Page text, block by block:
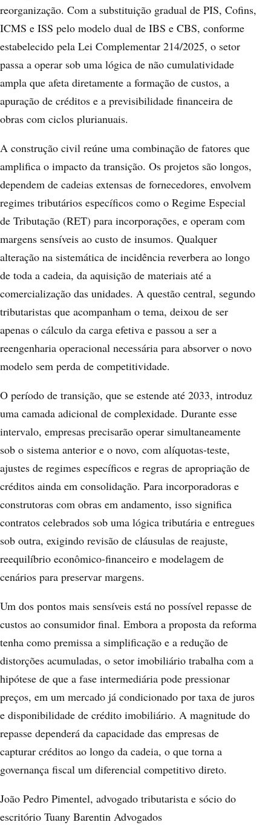
reorganização. Com a substituição gradual de PIS, Cofins,
ICMS e ISS pelo modelo dual de IBS e CBS, conforme
estabelecido pela Lei Complementar 214/2025, o setor
passa a operar sob uma lógica de não cumulatividade
ampla que afeta diretamente a formação de custos, a
apuração de créditos e a previsibilidade financeira de
obras com ciclos plurianuais.
A construção civil reúne uma combinação de fatores que
amplifica o impacto da transição. Os projetos são longos,
dependem de cadeias extensas de fornecedores, envolvem
regimes tributários específicos como o Regime Especial
de Tributação (RET) para incorporações, e operam com
margens sensíveis ao custo de insumos. Qualquer
alteração na sistemática de incidência reverbera ao longo
de toda a cadeia, da aquisição de materiais até a
comercialização das unidades. A questão central, segundo
tributaristas que acompanham o tema, deixou de ser
apenas o cálculo da carga efetiva e passou a ser a
reengenharia operacional necessária para absorver o novo
modelo sem perda de competitividade.
O período de transição, que se estende até 2033, introduz
uma camada adicional de complexidade. Durante esse
intervalo, empresas precisarão operar simultaneamente
sob o sistema anterior e o novo, com alíquotas-teste,
ajustes de regimes específicos e regras de apropriação de
créditos ainda em consolidação. Para incorporadoras e
construtoras com obras em andamento, isso significa
contratos celebrados sob uma lógica tributária e entregues
sob outra, exigindo revisão de cláusulas de reajuste,
reequilíbrio econômico-financeiro e modelagem de
cenários para preservar margens.
Um dos pontos mais sensíveis está no possível repasse de
custos ao consumidor final. Embora a proposta da reforma
tenha como premissa a simplificação e a redução de
distorções acumuladas, o setor imobiliário trabalha com a
hipótese de que a fase intermediária pode pressionar
preços, em um mercado já condicionado por taxa de juros
e disponibilidade de crédito imobiliário. A magnitude do
repasse dependerá da capacidade das empresas de
capturar créditos ao longo da cadeia, o que torna a
governança fiscal um diferencial competitivo direto.
João Pedro Pimentel, advogado tributarista e sócio do
escritório Tuany Barentin Advogados